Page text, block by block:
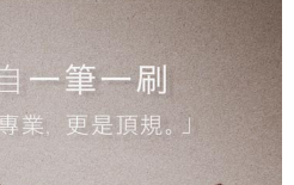
供之「AFTEE先享後付」服務完成之交
人資料，並將交易相關給付款項請求債
以下網址：
代理人或監護人之同意方可使用
辦者引起之損失，本公司不負相關責
)免運費